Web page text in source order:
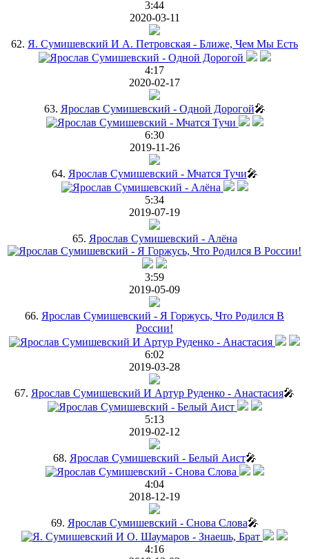
3:44
2020-03-11
62. Я. Сумишевский И А. Петровская - Ближе, Чем Мы Есть
4:17
2020-02-17
63. Ярослав Сумишевский - Одной Дорогой🎤
6:30
2019-11-26
64. Ярослав Сумишевский - Мчатся Тучи🎤
5:34
2019-07-19
65. Ярослав Сумишевский - Алёна
3:59
2019-05-09
66. Ярослав Сумишевский - Я Горжусь, Что Родился В
России!
6:02
2019-03-28
67. Ярослав Сумишевский И Артур Руденко - Анастасия🎤
5:13
2019-02-12
68. Ярослав Сумишевский - Белый Аист🎤
4:04
2018-12-19
69. Ярослав Сумишевский - Снова Слова🎤
4:16